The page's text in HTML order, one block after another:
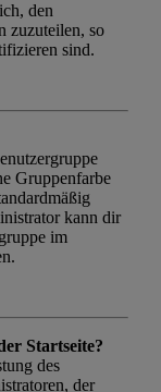
den
zuzuteilen, so
sind.
Gruppenfarbe
kann dir
im
Startseite?
des
der